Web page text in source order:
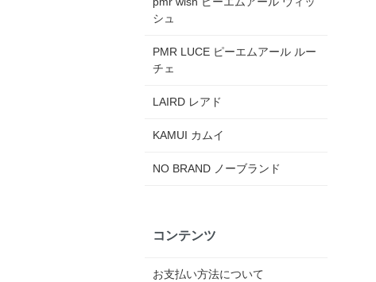
シュ
PMR LUCE ピーエムアール ルー
チェ
LAIRD レアド
KAMUI カムイ
NO BRAND ノーブランド
コンテンツ
お支払い方法について